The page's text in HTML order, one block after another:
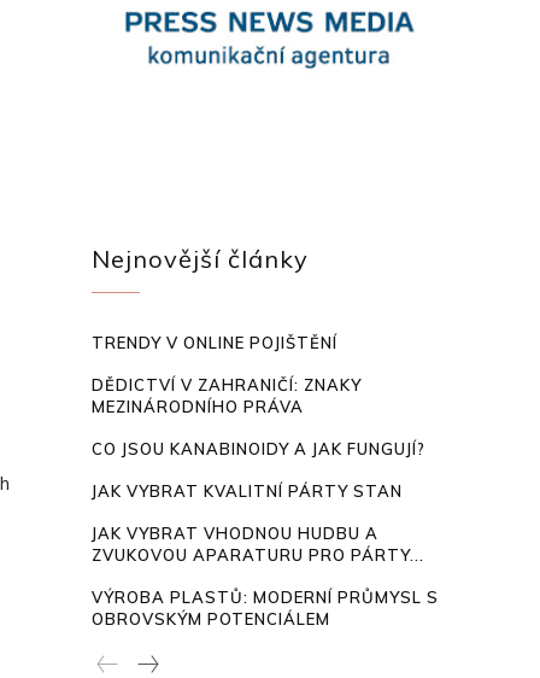
Nejnovější články
TRENDY V ONLINE POJIŠTĚNÍ
DĚDICTVÍ V ZAHRANIČÍ: ZNAKY
MEZINÁRODNÍHO PRÁVA
CO JSOU KANABINOIDY A JAK FUNGUJÍ?
JAK VYBRAT KVALITNÍ PÁRTY STAN
JAK VYBRAT VHODNOU HUDBU A
ZVUKOVOU APARATURU PRO PÁRTY...
VÝROBA PLASTŮ: MODERNÍ PRŮMYSL S
OBROVSKÝM POTENCIÁLEM